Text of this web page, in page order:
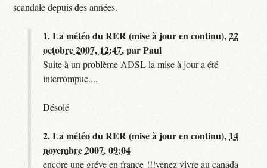
scandale depuis des années.
1.La météo du RER (mise à jour en continu),22
octobre 2007, 12:47,parPaul
Suite à un problème ADSL la mise à jour a été
interrompue....
Désolé
2.La météo du RER (mise à jour en continu), 14
novembre 2007, 09:04
encore une gréve en france !!!venez vivre au canada